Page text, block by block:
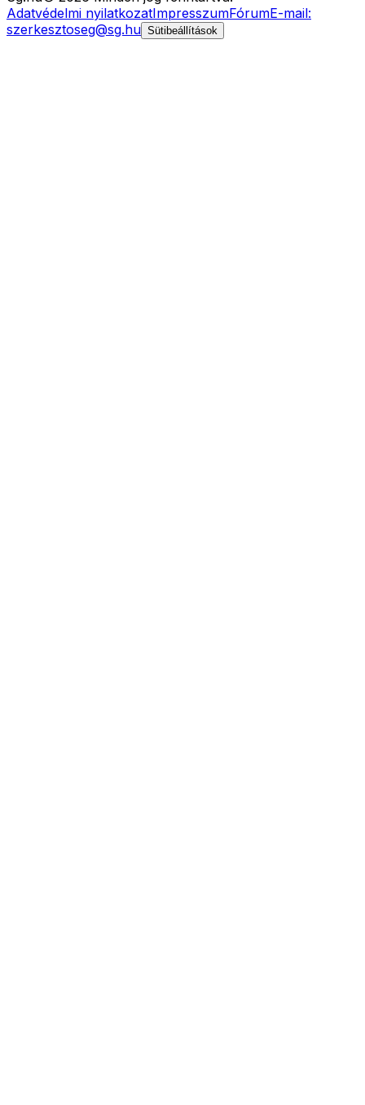
Adatvédelmi nyilatkozatImpresszumFórumE-mail:
szerkesztoseg@sg.hu Sütibeállítások